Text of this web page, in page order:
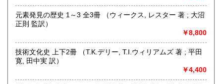
元素発見の歴史 1～3 全3冊 （ウィークス, レスター 著 ; 大沼
正則 監訳）
￥8,800
技術文化史 上下2冊 （T.K.デリー, T.I.ウィリアムズ 著 ; 平田
寛, 田中実 訳）
￥4,400